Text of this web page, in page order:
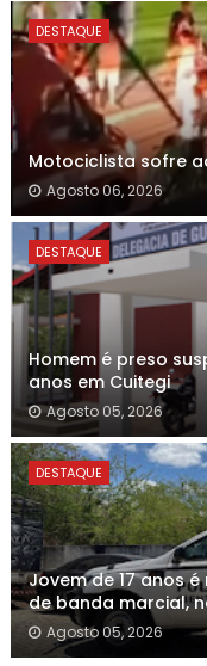
DESTAQUE
Motociclista sofre
Agosto 06, 2026
DESTAQUE
Homem é preso
anos em Cuitegi
Agosto 05, 2026
DESTAQUE
Jovem de 17 anos
de banda marcial,
Agosto 05, 2026